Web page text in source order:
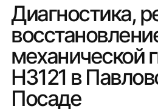
Диагностика,
механической
Н3121 в
Посаде